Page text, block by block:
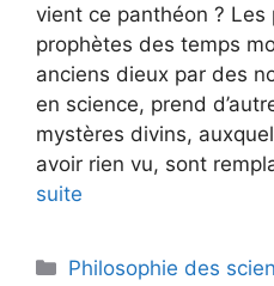
vient ce panthéon ?
prophètes des temps
anciens dieux par des
en science, prend
mystères divins,
avoir rien vu, sont
suite
Catégories
Philosophie des